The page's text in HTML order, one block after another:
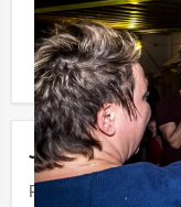
Jouw uitje
Prijs :
Komt u niet aan
bereid bent voor
ook gewoon voor